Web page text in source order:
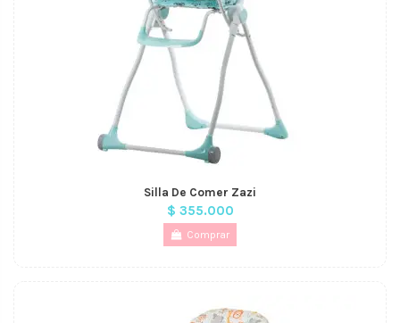
Silla De Comer Zazi
$ 355.000
Comprar